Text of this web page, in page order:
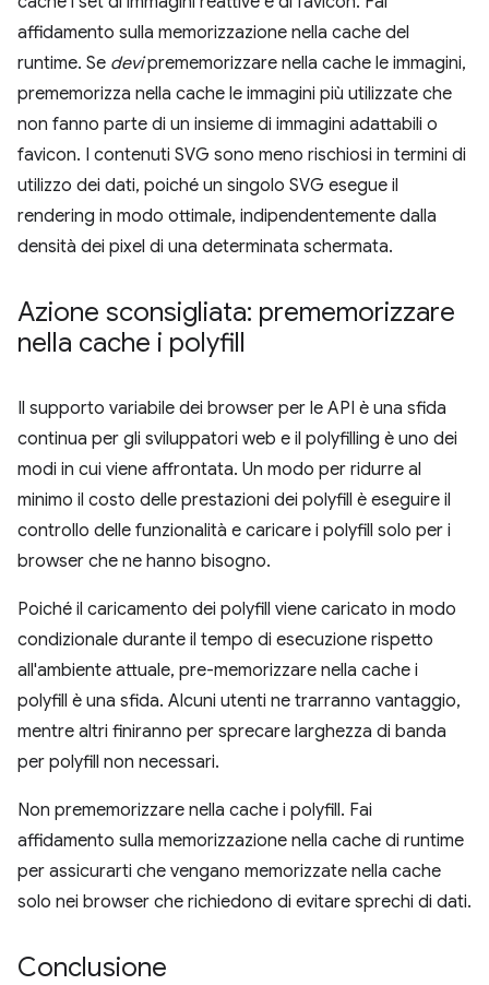
affidamento sulla memorizzazione nella cache del
runtime. Se deviprememorizzare nella cache le immagini,
prememorizza nella cache le immagini più utilizzate che
non fanno parte di un insieme di immagini adattabili o
favicon. I contenuti SVG sono meno rischiosi in termini di
utilizzo dei dati, poiché un singolo SVG esegue il
rendering in modo ottimale, indipendentemente dalla
densità dei pixel di una determinata schermata.
Azione sconsigliata: prememorizzare
nella cache i polyfill
Il supporto variabile dei browser per le API è una sfida
continua per gli sviluppatori web e il polyfilling è uno dei
modi in cui viene affrontata. Un modo per ridurre al
minimo il costo delle prestazioni dei polyfill è eseguire il
controllo delle funzionalità e caricare i polyfill solo per i
browser che ne hanno bisogno.
Poiché il caricamento dei polyfill viene caricato in modo
condizionale durante il tempo di esecuzione rispetto
all'ambiente attuale, pre-memorizzare nella cache i
polyfill è una sfida. Alcuni utenti ne trarranno vantaggio,
mentre altri finiranno per sprecare larghezza di banda
per polyfill non necessari.
Non prememorizzare nella cache i polyfill. Fai
affidamento sulla memorizzazione nella cache di runtime
per assicurarti che vengano memorizzate nella cache
solo nei browser che richiedono di evitare sprechi di dati.
Conclusione